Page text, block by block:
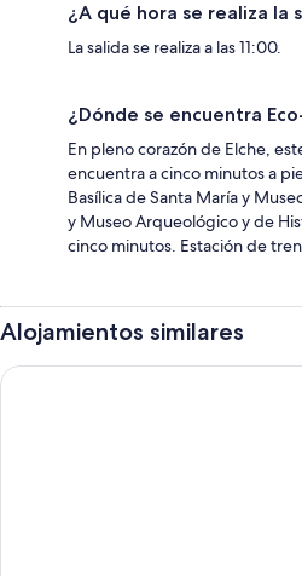
¿A qué hora se realiza la
La salida se realiza a las 11:00.
¿Dónde se encuentra
En pleno corazón de Elche,
encuentra a cinco minutos a
Basílica de Santa María y
y Museo Arqueológico y de
cinco minutos. Estación de
Alojamientos similares
Four Points by Sheraton Costa